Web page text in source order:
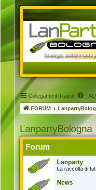
Collegamenti Rapidi FAQ
FORUM
LanpartyBologna
Forum
Lanparty
La raccolta di
News